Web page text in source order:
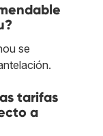
se
tarifas
a